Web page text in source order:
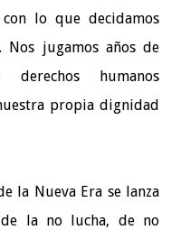
lo que decidamos
Nos jugamos años de
humanos
propia dignidad
la Nueva Era se lanza
de la no lucha, de no